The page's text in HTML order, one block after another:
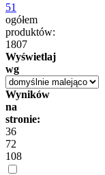
51
ogółem
produktów:
1807
Wyświetlaj
wg
Wyników
na
stronie:
36
72
108